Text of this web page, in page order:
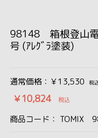
98148 箱根登山
号 (ｱﾚｸﾞﾗ塗装)
通常価格：￥13,530 税込
￥10,824 税込
商品コード： TOMIX